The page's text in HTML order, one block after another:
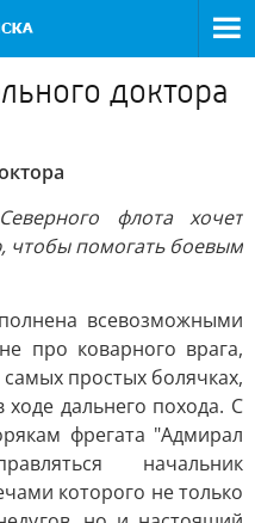
доктора
флота хочет
чтобы помогать боевым
всевозможными
про коварного врага,
простых болячках,
ходе дальнего похода. С
фрегата "Адмирал
начальник
которого не только